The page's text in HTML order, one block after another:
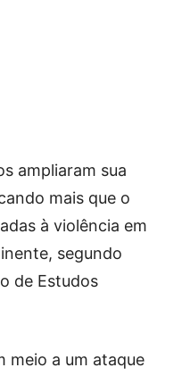
ampliaram sua
mais que o
à violência em
segundo
de Estudos
meio a um ataque